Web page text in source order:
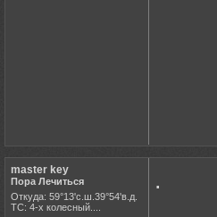
master key
Пора Лечиться
Откуда: 59°13'с.ш.39°54'в.д.
ТС: 4-х колесный....
.